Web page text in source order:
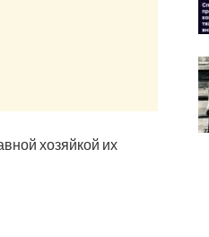
хозяйкой их